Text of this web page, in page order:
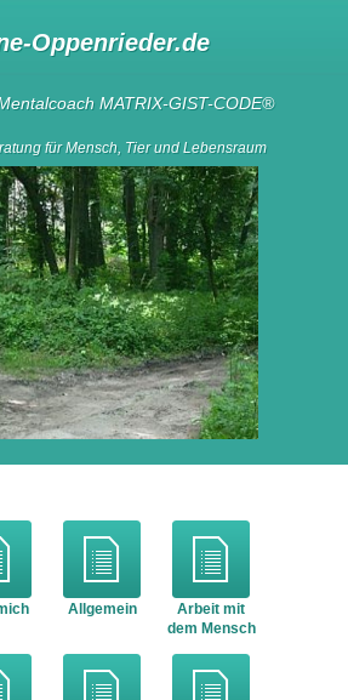
Oppenrieder.de
MATRIX-GIST-CODE®
für Mensch, Tier und Lebensraum
Allgemein
Arbeit mit
dem Mensch